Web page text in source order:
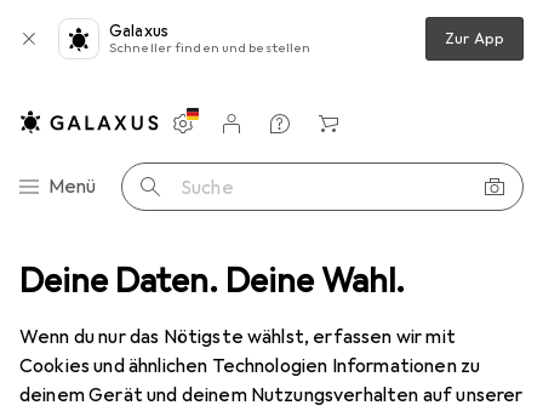
Deine Daten. Deine Wahl.
Wenn du nur das Nötigste wählst, erfassen wir mit
Cookies und ähnlichen Technologien Informationen zu
deinem Gerät und deinem Nutzungsverhalten auf unserer
Galaxus
Schneller finden und bestellen Zur App
Navigation nach Kategorien
Menü Suche
Einstellungen
Kundenkonto
Vergleichslisten
Merklisten
Warenkorb
Smartwatch Schutzfolie Dipos Displayschutzfolie Antireflex
5 Bilder